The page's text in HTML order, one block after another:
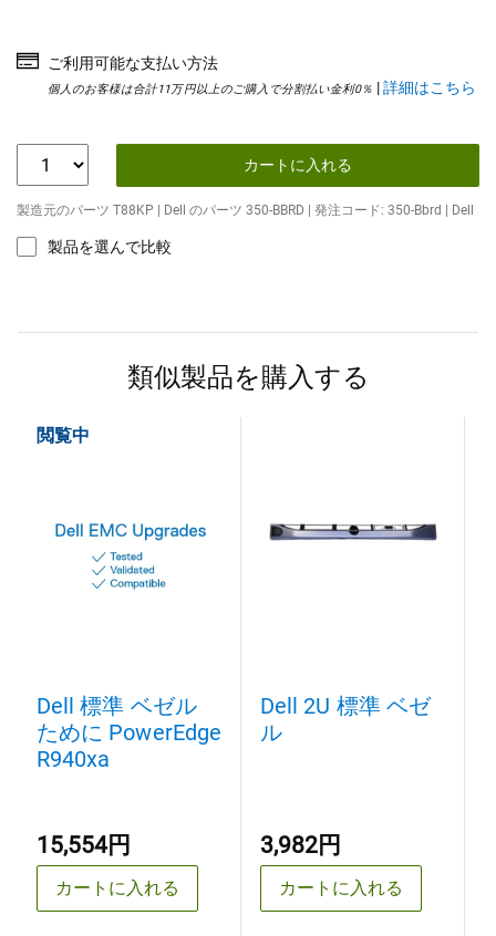
ご利用可能な支払い方法
個人のお客様は合計11万円以上のご購入で分割払い金利0％ |詳細はこちら
カートに入れる
製造元のパーツ T88KP | Dell のパーツ 350-BBRD | 発注コード: 350-Bbrd | Dell
製品を選んで比較
類似製品を購入する
閲覧中
Dell 標準 ベゼル
ために PowerEdge
R940xa
15,554円
カートに入れる
Dell 2U 標準 ベゼ
ル
3,982円
カートに入れる